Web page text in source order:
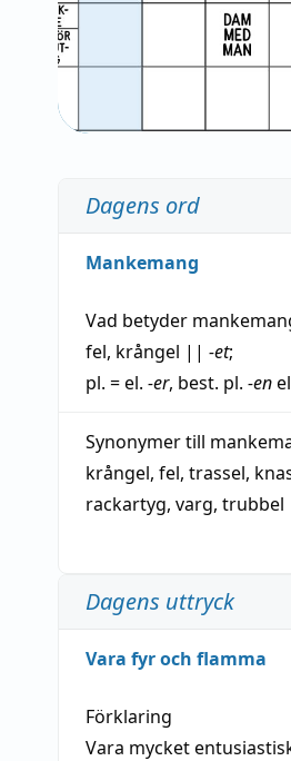
Dagens ord
Mankemang
Vad betyder
fel, krångel || -et;
pl. = el. -er, best. pl. -en
Synonymer till
krångel, fel, trassel,
rackartyg, varg, trubbel
Dagens uttryck
Vara fyr och flamma
Förklaring
Vara mycket